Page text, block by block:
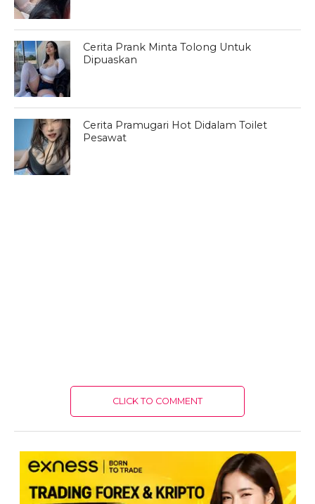
Cerita Prank Minta Tolong Untuk
Dipuaskan
Cerita Pramugari Hot Didalam Toilet
Pesawat
CLICK TO COMMENT